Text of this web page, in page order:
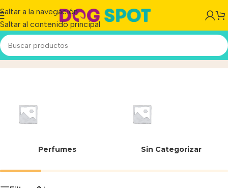
Saltar a la navegación
Saltar al contenido principal
schnauzer miniInicio/Producto
Perfumes Sin Categorizar